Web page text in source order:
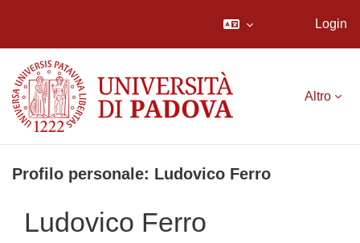
Login
Altro
Profilo personale: Ludovico Ferro
Ludovico Ferro